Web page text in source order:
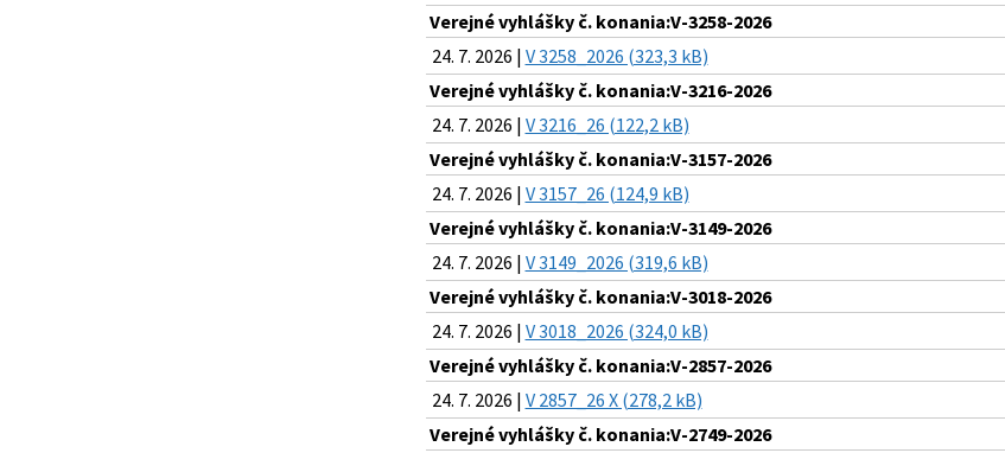
Verejné vyhlášky č. konania:V-3258-2026
24. 7. 2026 | V 3258_2026 (323,3 kB)
Verejné vyhlášky č. konania:V-3216-2026
24. 7. 2026 | V 3216_26 (122,2 kB)
Verejné vyhlášky č. konania:V-3157-2026
24. 7. 2026 | V 3157_26 (124,9 kB)
Verejné vyhlášky č. konania:V-3149-2026
24. 7. 2026 | V 3149_2026 (319,6 kB)
Verejné vyhlášky č. konania:V-3018-2026
24. 7. 2026 | V 3018_2026 (324,0 kB)
Verejné vyhlášky č. konania:V-2857-2026
24. 7. 2026 | V 2857_26 X (278,2 kB)
Verejné vyhlášky č. konania:V-2749-2026